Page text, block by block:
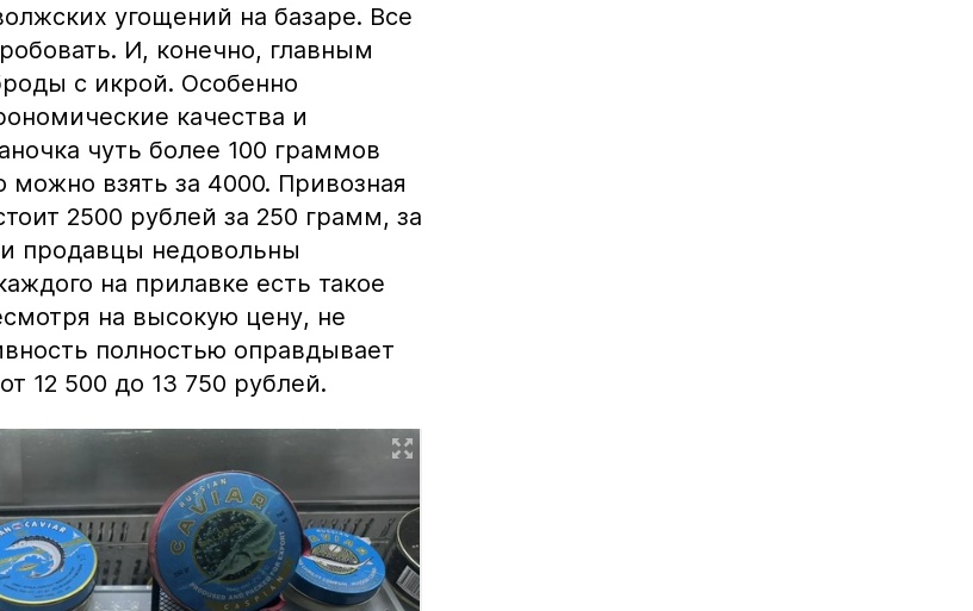
угощений на базаре. Все
И, конечно, главным
с икрой. Особенно
качества и
чуть более 100 граммов
взять за 4000. Привозная
2500 рублей за 250 грамм, за
продавцы недовольны
на прилавке есть такое
на высокую цену, не
полностью оправдывает
12 500 до 13 750 рублей.